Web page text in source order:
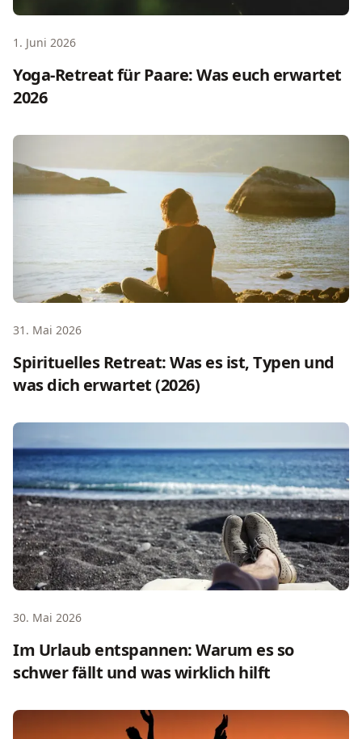
1. Juni 2026
Yoga-Retreat für Paare: Was euch erwartet
2026
Spirituelles Retreat: Was es ist, Typen und was dich
31. Mai 2026
Spirituelles Retreat: Was es ist, Typen und
was dich erwartet (2026)
Im Urlaub entspannen: Warum es so schwer fällt und
30. Mai 2026
Im Urlaub entspannen: Warum es so
schwer fällt und was wirklich hilft
Retreat planen: Schritt-für-Schritt-Anleitung für jedes